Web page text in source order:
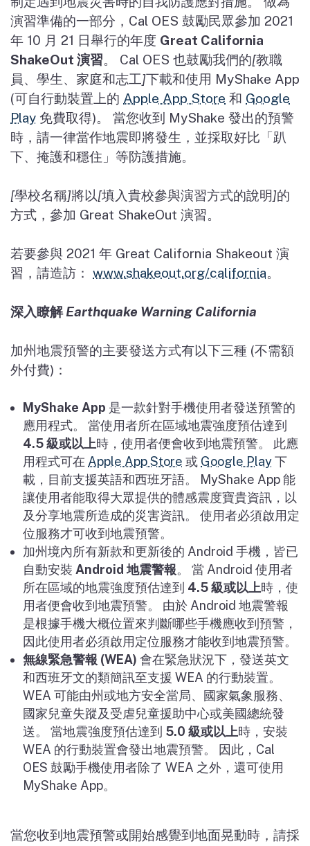
演習準備的一部分， Cal OES 鼓勵民眾參加 2021
年 10 月 21 日舉行的年度 Great California
ShakeOut 演習。 Cal OES 也鼓勵我們的[教職
員、學生、家庭和志工]下載和使用 MyShake App
(可自行動裝置上的 Apple App Store 和 Google
Play 免費取得)。 當您收到 MyShake 發出的預警
時，請一律當作地震即將發生，並採取好比「趴
下、掩護和穩住」等防護措施。
[學校名稱]將以[填入貴校參與演習方式的說明]的
方式，參加 Great ShakeOut 演習。
若要參與 2021 年 Great California Shakeout 演
習，請造訪： www.shakeout.org/california。
深入瞭解Earthquake Warning California
加州地震預警的主要發送方式有以下三種 (不需額
外付費) ：
MyShake App 是一款針對手機使用者發送預警的
應用程式。 當使用者所在區域地震強度預估達到
4.5級或以上時，使用者便會收到地震預警。 此應
用程式可在 Apple App Store 或 Google Play下
載，目前支援英語和西班牙語。
MyShake App能
讓使用者能取得大眾提供的體感震度寶貴資訊，以
及分享地震所造成的災害資訊。 使用者必須啟用定
位服務才可收到地震預警。
加州境內所有新款和更新後的 Android 手機，皆已
自動安裝 Android地震警報。 當 Android 使用者
所在區域的地震強度預估達到 4.5級或以上時，使
用者便會收到地震預警。 由於 Android 地震警報
是根據手機大概位置來判斷哪些手機應收到預警，
因此使用者必須啟用定位服務才能收到地震預警。
無線緊急警報 (WEA) 會在緊急狀況下，發送英文
和西班牙文的類簡訊至支援 WEA 的行動裝置。
WEA 可能由州或地方安全當局、國家氣象服務、
國家兒童失蹤及受虐兒童援助中心或美國總統發
送。 當地震強度預估達到 5.0 級或以上時，安裝
WEA 的行動裝置會發出地震預警。 因此， Cal
OES 鼓勵手機使用者除了 WEA 之外，還可使用
MyShake App。
當您收到地震預警或開始感覺到地面晃動時，請採